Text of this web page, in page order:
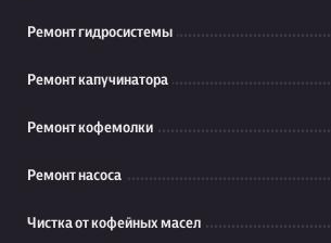
Ремонт гидросистемы
Ремонт капучинатора
Ремонт кофемолки
Ремонт насоса
Чистка от кофейных масел